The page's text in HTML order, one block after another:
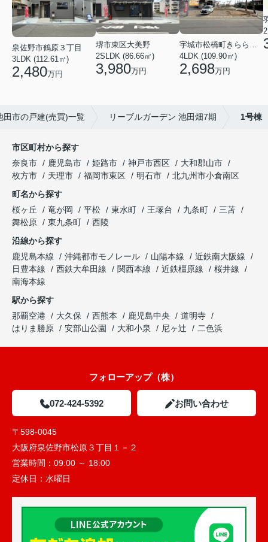
泉佐野市鶴原３丁目
3LDK (112.61㎡)
2,480万円
堺市東区大美野
2SLDK (86.66㎡)
3,980万円
宇城市松橋町きらら３丁目
4LDK (109.90㎡)
2,698万円
田市の戸建(売買)一覧 リーブルガーデン 池田畑7期 1号棟
市区町村から探す
奈良市
鹿児島市 姫路市 神戸市西区
大和郡山市
枚方市
天理市 福岡市東区 明石市
北九州市小倉南区
町名から探す
桜ヶ丘
竜が岡 平松 東水町 王塚台 九条町
三苫
舞松原
東九条町
西陵
沿線から探す
鹿児島本線
沖縄都市モノレール 山陽本線
近鉄南大阪線
日豊本線
西鉄大牟田線 関西本線 近鉄橿原線
桜井線
南海本線
駅から探す
那覇空港
大久保 西熊本 鹿児島中央
道明寺
はりま勝原
安部山公園 大和小泉 尼ヶ辻 二色浜
フォローアップ（株）
072-424-5392 お問い合わせ
〒598-0045
大阪府泉佐野市松原３丁目１－２
営業時間： 09:00 ～ 18:00
定休日： 水曜日